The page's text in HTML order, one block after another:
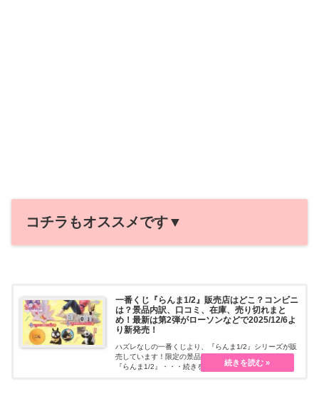
コチラもオススメです▼
一番くじ『らんま1/2』販売店はどこ？コンビニ
は？景品内訳、口コミ、在庫、売り切れまと
め！最新は第2弾がローソンなどで2025/12/6よ
り新発売！
ハズレなしの一番くじより、『らんま1/2』シリーズが販
売しています！限定の景品などで毎回大人気！一番くじ
『らんま1/2』・・・続きを読む